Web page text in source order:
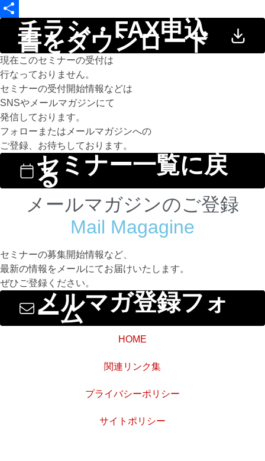
Line
チラシ・FAX申込
書をダウンロード
現在このセミナーの受付は
行なっておりません。
セミナーの受付開始情報などは
SNSやメールマガジンにて
発信しております。
フォローまたはメールマガジンへの
ご登録、お待ちしております。
セミナー一覧に戻
る
メールマガジンのご登録
Mail Magagine
セミナーの募集開始情報など、
最新の情報をメールにてお届けいたします。
ぜひご登録ください。
メルマガ登録フォ
ーム
HOME
関連リンク集
プライバシーポリシー
サイトポリシー